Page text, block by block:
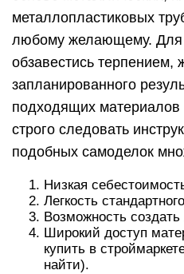
металлопластиковых
любому желающему. Для
обзавестись терпением,
запланированного
подходящих материалов
строго следовать
подобных самоделок
Низкая
Легкость
Возможность
Широкий доступ
купить в
найти).